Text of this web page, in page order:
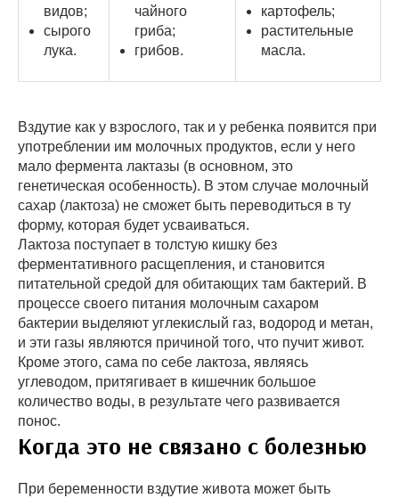
видов;
сырого
лука.
чайного
гриба;
грибов.
картофель;
растительные
масла.
Вздутие как у взрослого, так и у ребенка появится при
употреблении им молочных продуктов, если у него
мало фермента лактазы (в основном, это
генетическая особенность). В этом случае молочный
сахар (лактоза) не сможет быть переводиться в ту
форму, которая будет усваиваться.
Лактоза поступает в толстую кишку без
ферментативного расщепления, и становится
питательной средой для обитающих там бактерий. В
процессе своего питания молочным сахаром
бактерии выделяют углекислый газ, водород и метан,
и эти газы являются причиной того, что пучит живот.
Кроме этого, сама по себе лактоза, являясь
углеводом, притягивает в кишечник большое
количество воды, в результате чего развивается
понос.
Когда это не связано с болезнью
При беременности вздутие живота может быть